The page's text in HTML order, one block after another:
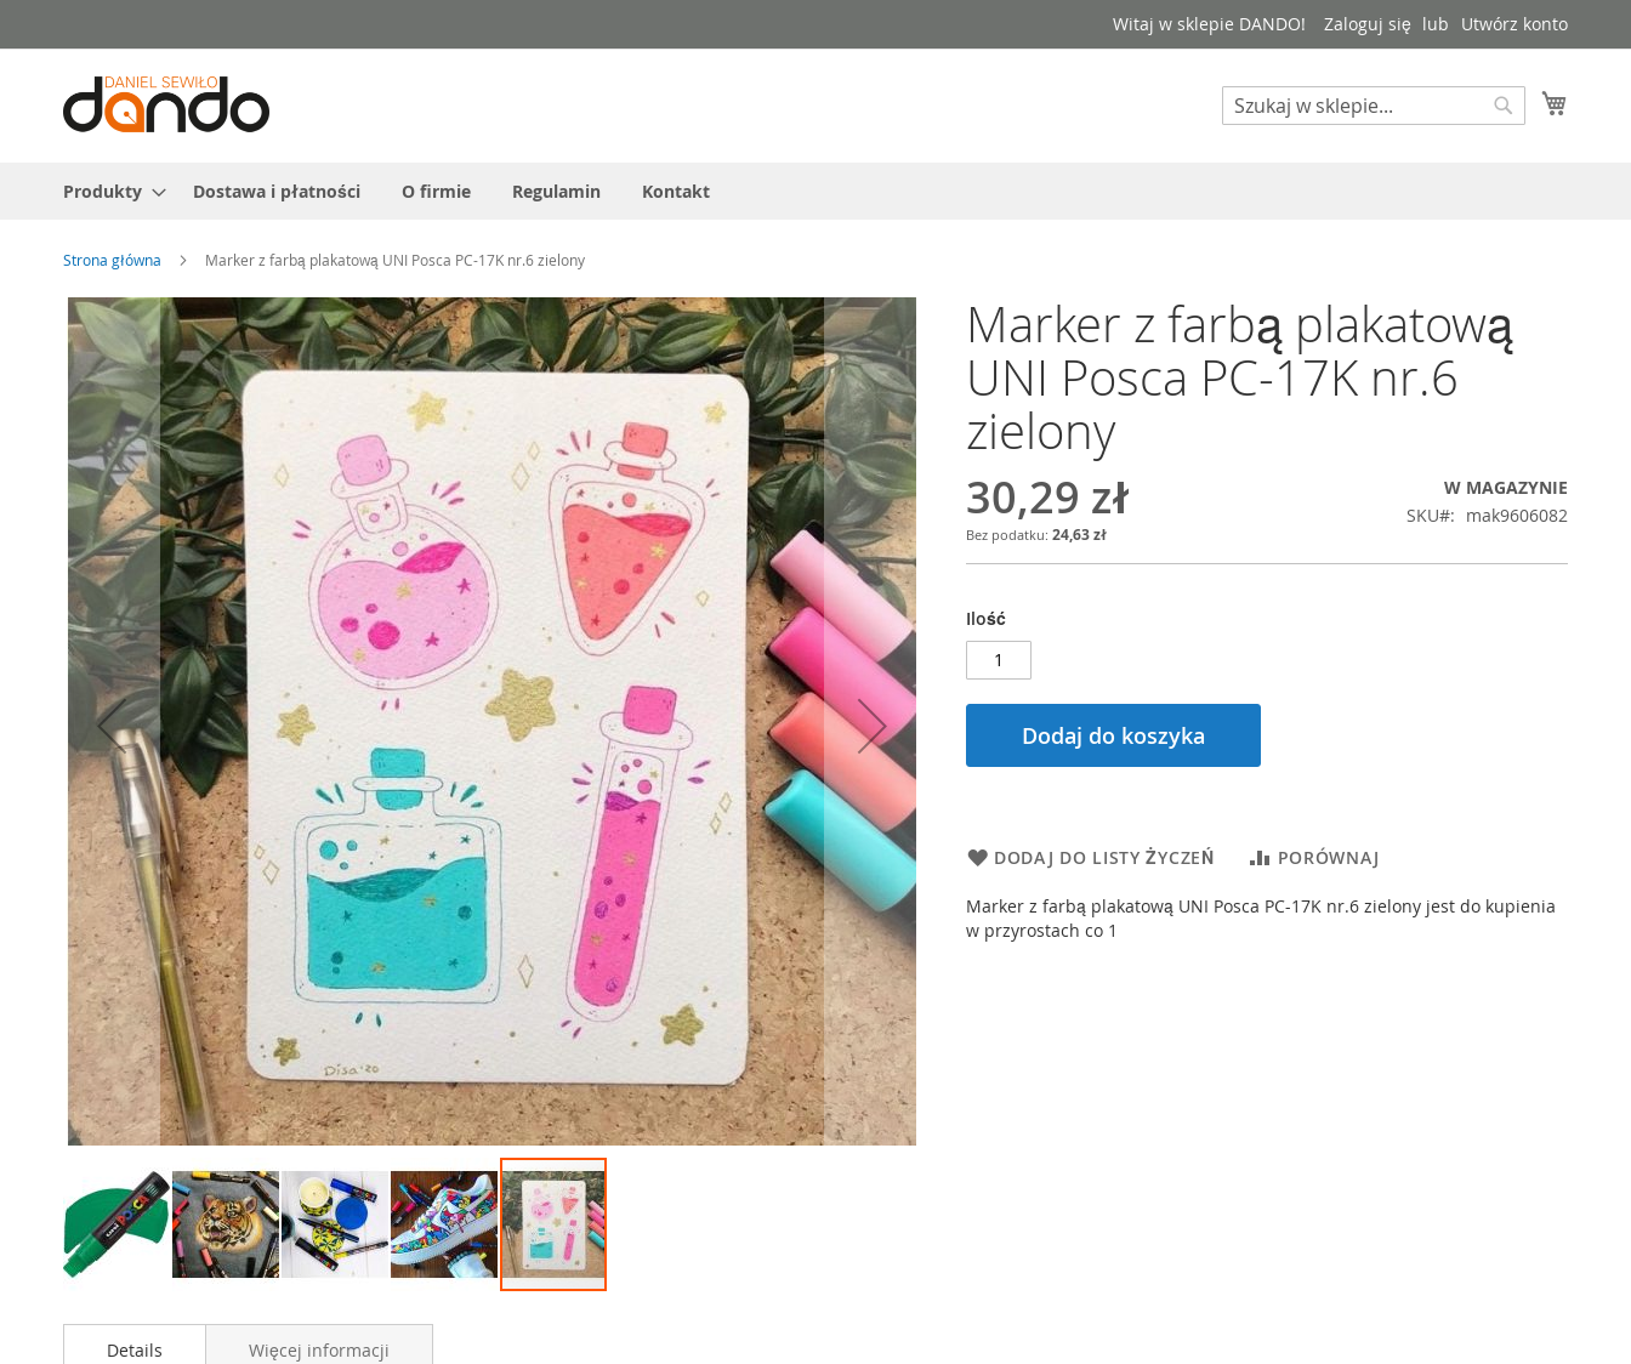
do
treści
Witaj w sklepie DANDO! Zaloguj się Utwórz konto
Search
Produkty Dostawa i płatności O firmie Regulamin Kontakt
Strona główna Marker z farbą plakatową UNI Posca PC-17K nr.6 zielony
Przejdź
na
koniec
galerii
na
początek
Marker z farbą plakatową
UNI Posca PC-17K nr.6
zielony
30,29 zł
24,63 zł
W MAGAZYNIE
SKU
mak9606082
Ilość
Dodaj do koszyka
DODAJ DO LISTY ŻYCZEŃ PORÓWNAJ
Marker z farbą plakatową UNI Posca PC-17K nr.6 zielony jest do kupienia
w przyrostach co 1
Details Więcej informacji